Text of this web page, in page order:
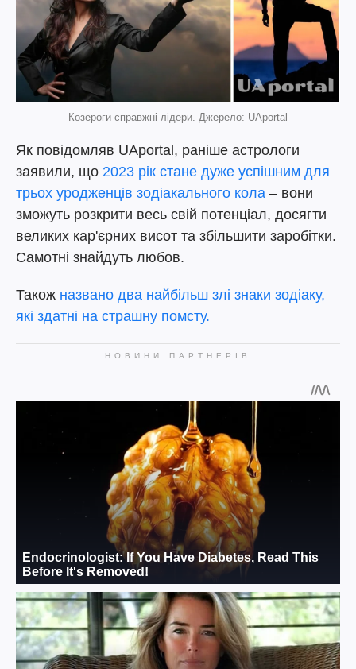
Козероги справжні лідери. Джерело: UAportal
Як повідомляв UAportal, раніше астрологи
заявили, що 2023 рік стане дуже успішним для
трьох уродженців зодіакального кола – вони
зможуть розкрити весь свій потенціал, досягти
великих кар'єрних висот та збільшити заробітки.
Самотні знайдуть любов.
Також названо два найбільш злі знаки зодіаку,
які здатні на страшну помсту.